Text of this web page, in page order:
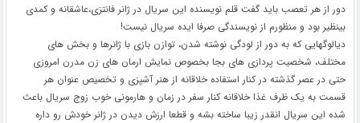
دور از هر تعصب باید گفت قلم نویسنده این سریال در ژانر فانتزی،عاشقانه و کمدی
بینظیر بود و منظورم از نویسندگی صرفا ایده سریال نیست!
دیالوگهایی که به دور از لودگی نوشته شدن، توازن بازی با ژانرها و بخش های
مختلف، شخصیت پردازی های بجا بخصوص نمایش ارمان های زن مدرن امروزی
حتی در عصر گذشته در کنار استفاده خلاقانه از هنر آشپزی و تخصیص عنوان هر
قسمت به یک ظرف غذا خلاقانه کنار سفر در زمان و هارمونی خوب زوج سریال باعث
شده این سریال انقدر زیبا ساخته بشه و قطعا ارزش دیدن در ژانر خودش رو داره